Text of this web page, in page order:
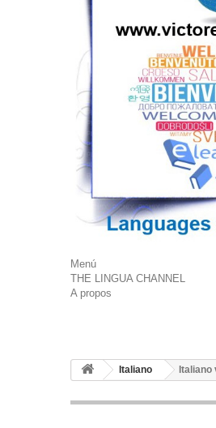
Menú
THE LINGUA CHANNEL
A propos
Italiano Italiano